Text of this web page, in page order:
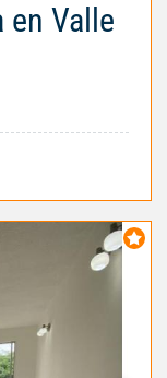
en Valle